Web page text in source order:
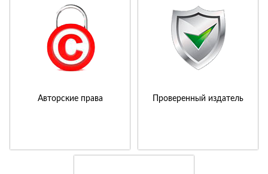
Авторские права Проверенный издатель